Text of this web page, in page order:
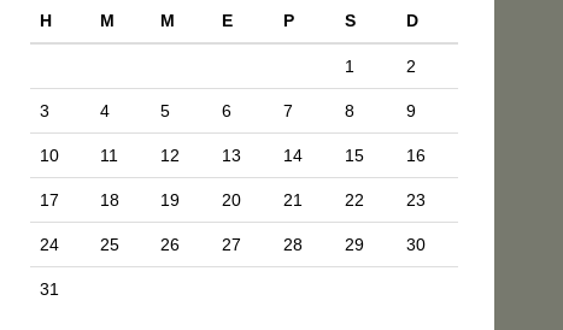
H M M E P S D
1 2
3 4 5 6 7 8 9
10 11 12 13 14 15 16
17 18 19 20 21 22 23
24 25 26 27 28 29 30
31